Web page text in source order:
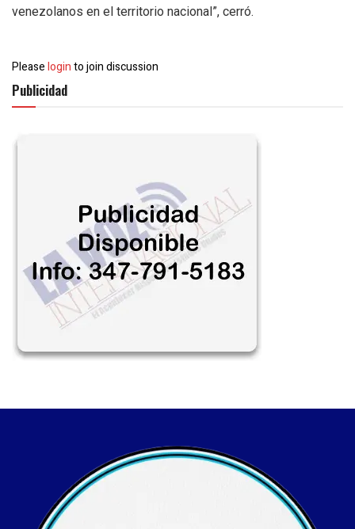
venezolanos en el territorio nacional”, cerró.
Pleaseloginto join discussion
Publicidad